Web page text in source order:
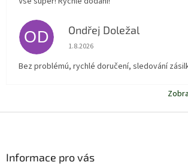
OD Ondřej Doležal
Hodnocení obchodu je 5 z 5
1.8.2026
Bez problémú, rychlé doručení, sledování
Informace pro vás